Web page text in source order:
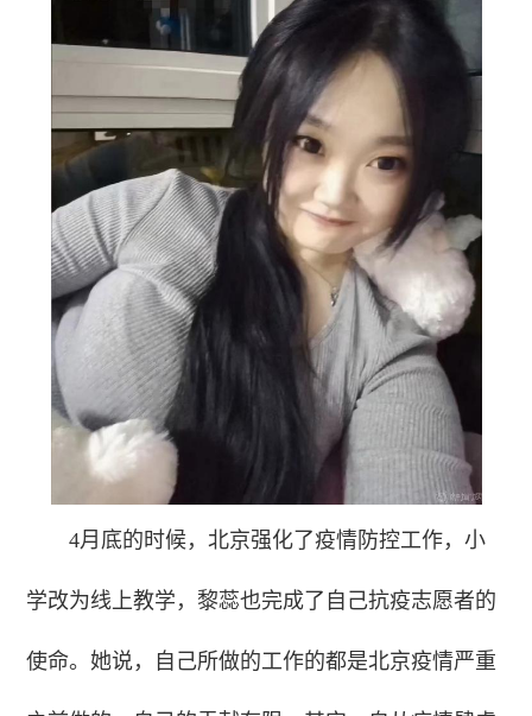
4月底的时候，北京强化了疫情防控工作，小
学改为线上教学，黎蕊也完成了自己抗疫志愿者的
使命。她说，自己所做的工作的都是北京疫情严重